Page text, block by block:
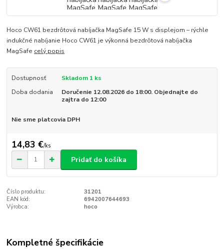
Hoco CW61 bezdrôtová nabíjačka MagSafe 15 W s displejom – rýchle
indukčné nabíjanie Hoco CW61 je výkonná bezdrôtová nabíjačka
MagSafe celý popis
Dostupnosť
Skladom 1 ks
Doba dodania
Doručenie 12.08.2026 do 18:00. Objednajte do
zajtra do 12:00
Nie sme platcovia DPH
14,83 €/ks
Pridať do košíka
Číslo produktu:
31201
EAN kód:
6942007644693
Výrobca:
hoco
Kompletné špecifikácie